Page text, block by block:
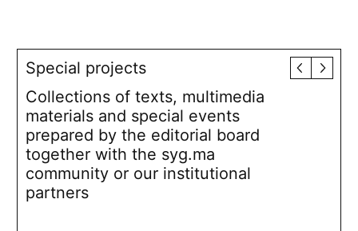
Special projects
Collections of texts, multimedia
materials and special events
prepared by the editorial board
together with the syg.ma
community or our institutional
partners